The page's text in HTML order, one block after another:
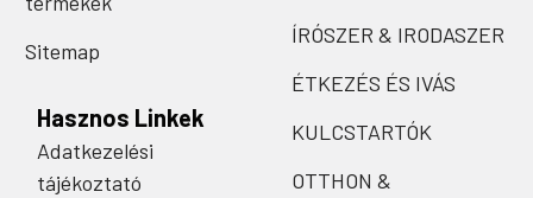
Sitemap
Hasznos Linkek
Adatkezelési
tájékoztató
ÍRÓSZER & IRODASZER
ÉTKEZÉS ÉS IVÁS
KULCSTARTÓK
OTTHON &